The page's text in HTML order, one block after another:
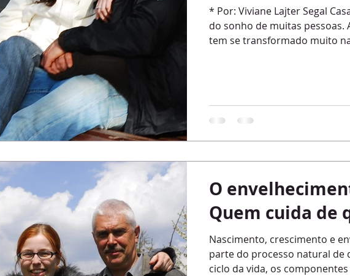
casamento carnaval família gratidão
* Por: Viviane Lajter Segal
do sonho de muitas pessoas.
tem se transformado muito
O
Quem cuida de
Nascimento, crescimento e
parte do processo natural de qualquer
ciclo da vida, os componentes